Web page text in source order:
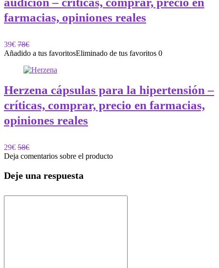
farmacias, opiniones reales
39€ 78€
Añadido a tus favoritosEliminado de tus favoritos 0
Herzena cápsulas para la hipertensión –
críticas, comprar, precio en farmacias,
opiniones reales
29€ 58€
Deja comentarios sobre el producto
Deje una respuesta